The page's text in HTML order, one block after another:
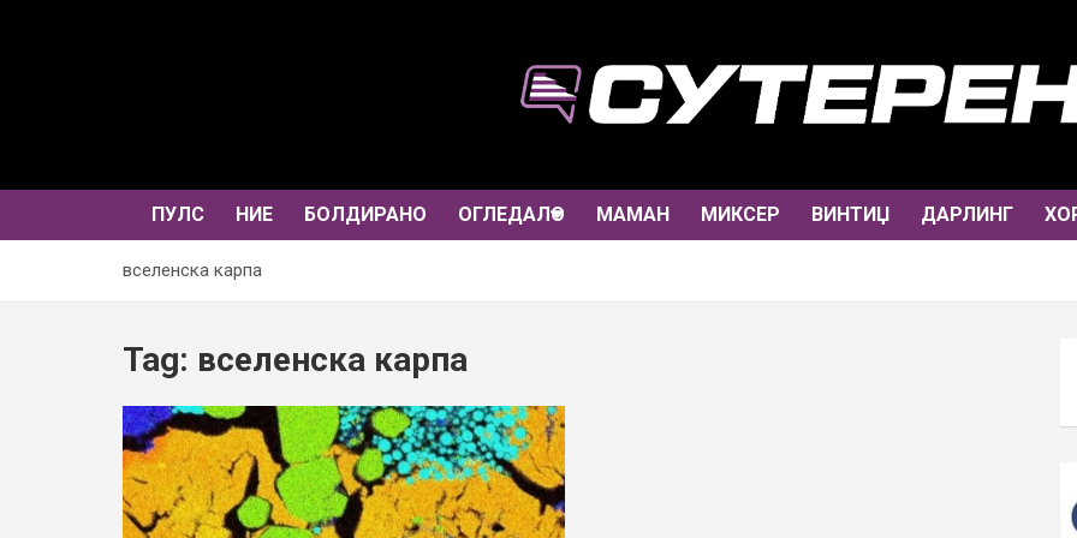
ПУЛС НИЕ БОЛДИРАНО ОГЛЕДАЛО МАМАН МИКСЕР ВИНТИЏ ДАРЛИНГ
вселенска карпа
Tag: вселенска карпа